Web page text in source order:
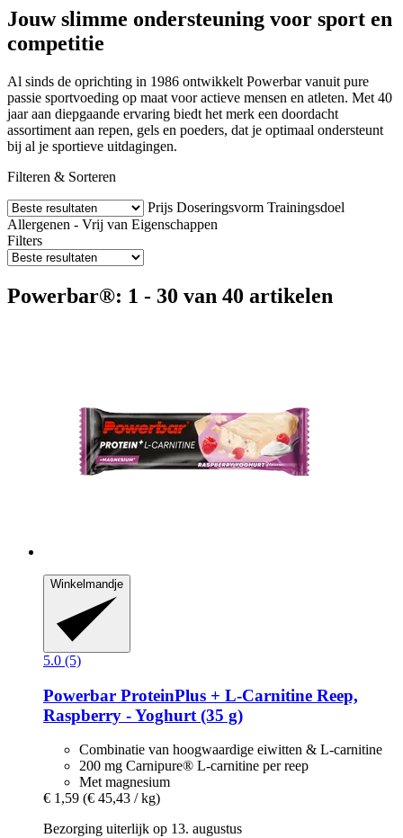
Jouw slimme ondersteuning voor sport en
competitie
Al sinds de oprichting in 1986 ontwikkelt Powerbar vanuit pure
passie sportvoeding op maat voor actieve mensen en atleten. Met 40
jaar aan diepgaande ervaring biedt het merk een doordacht
assortiment aan repen, gels en poeders, dat je optimaal ondersteunt
bij al je sportieve uitdagingen.
Filteren & Sorteren
Prijs Doseringsvorm Trainingsdoel
Allergenen - Vrij van Eigenschappen
Filters
Powerbar®: 1 - 30 van 40 artikelen
Winkelmandje
5.0 (5)
Powerbar ProteinPlus + L-​Carnitine Reep,
Raspberry -​ Yoghurt (35 g)
Combinatie van hoogwaardige eiwitten & L-carnitine
200 mg Carnipure® L-carnitine per reep
Met magnesium
€ 1,59 (€ 45,43 / kg)
Bezorging uiterlijk op 13. augustus